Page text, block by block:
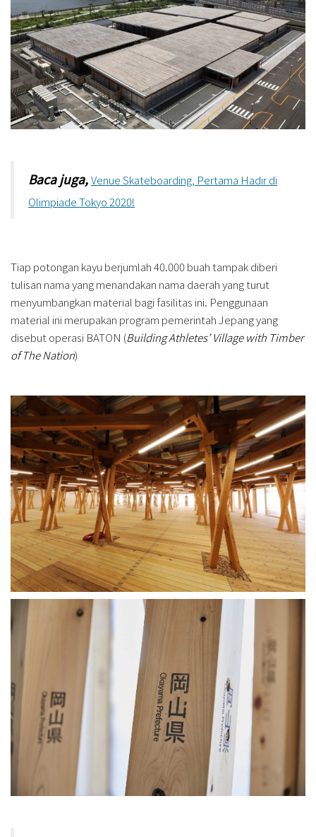
Baca juga,Venue Skateboarding, Pertama Hadir di
Olimpiade Tokyo 2020!
Tiap potongan kayu berjumlah 40.000 buah tampak diberi
tulisan nama yang menandakan nama daerah yang turut
menyumbangkan material bagi fasilitas ini. Penggunaan
material ini merupakan program pemerintah Jepang yang
disebut operasi BATON (Building Athletes’ Village with Timber
of The Nation)